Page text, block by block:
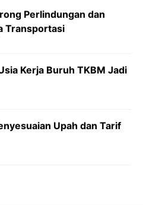
Perlindungan dan
Transportasi
Kerja Buruh TKBM Jadi
Upah dan Tarif